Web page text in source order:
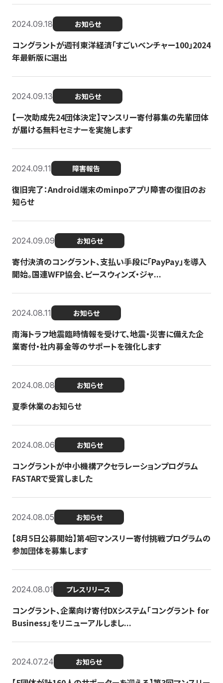
2024.09.18 お知らせ
コングラントが週刊東洋経済「すごいベンチャー100」2024
年最新版に選出
2024.09.13 お知らせ
【一次助成先24団体決定】マンスリー寄付募集の先輩団体
が届ける無料セミナーを実施します
2024.09.11 障害報告
復旧完了：Android端末のminpoアプリ障害の復旧のお
知らせ
2024.09.09 お知らせ
寄付決済のコングラント、支払い手段に「PayPay」を導入
開始。国連WFP協会、ピースウィンズ・ジャ...
2024.08.11 お知らせ
南海トラフ地震臨時情報を受けて、地震・災害に備えた企
業寄付・社内募金等のサポートを強化します
2024.08.08 お知らせ
夏季休業のお知らせ
2024.08.06 お知らせ
コングラントが中小機構アクセラレーションプログラム
FASTARで受賞しました
2024.08.05 お知らせ
【8月5日公募開始】第4回マンスリー寄付挑戦プログラムの
参加団体を募集します
2024.08.01 プレスリリース
コングラント、企業向け寄付DXシステム「コングラント for
Business」をリニューアルしまし...
2024.07.24 お知らせ